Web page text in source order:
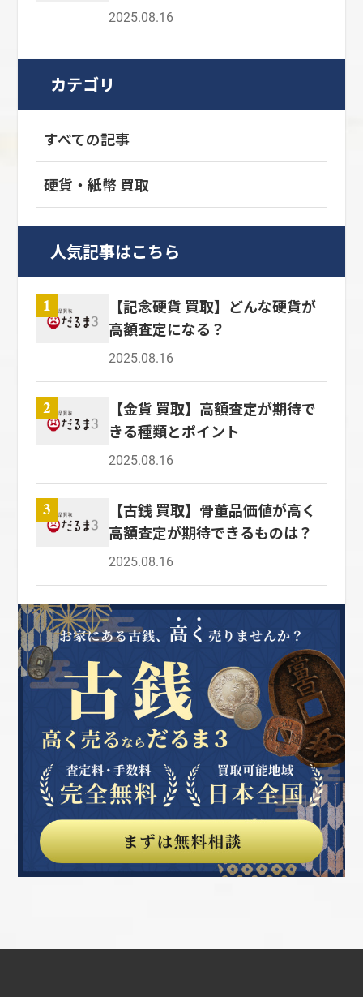
2025.08.16
カテゴリ
すべての記事
硬貨・紙幣 買取
人気記事はこちら
1
【記念硬貨 買取】どんな硬貨が
高額査定になる？
2025.08.16
2
【金貨 買取】高額査定が期待で
きる種類とポイント
2025.08.16
3
【古銭 買取】骨董品価値が高く
高額査定が期待できるものは？
2025.08.16